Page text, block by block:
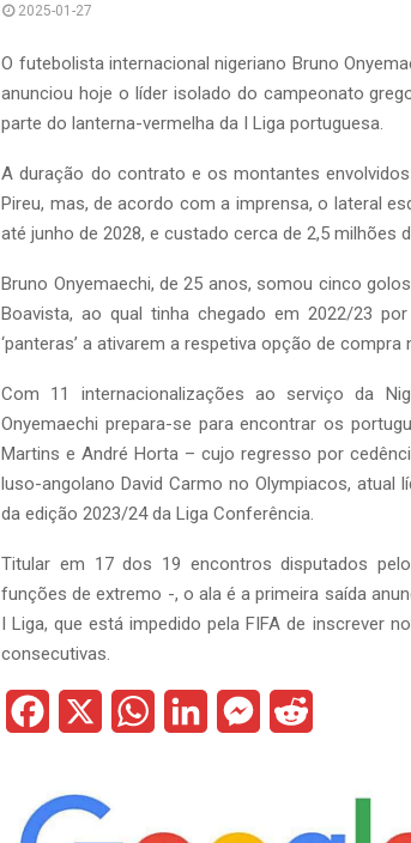
2025-01-27
O futebolista internacional nigeriano Bruno
anunciou hoje o líder isolado do campeonato
parte do lanterna-vermelha da I Liga portuguesa.
A duração do contrato e os montantes
Pireu, mas, de acordo com a imprensa, o lateral
até junho de 2028, e custado cerca de 2,5 milhões
Bruno Onyemaechi, de 25 anos, somou cinco
Boavista, ao qual tinha chegado em 2022/23
‘panteras’ a ativarem a respetiva opção de compra
Com 11 internacionalizações ao serviço da
Onyemaechi prepara-se para encontrar os
Martins e André Horta – cujo regresso por
luso-angolano David Carmo no Olympiacos,
da edição 2023/24 da Liga Conferência.
Titular em 17 dos 19 encontros disputados
funções de extremo -, o ala é a primeira saída
I Liga, que está impedido pela FIFA de inscrever
consecutivas.
c
W
M